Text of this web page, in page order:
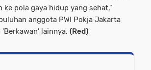
ke pola gaya hidup yang sehat,"
anggota PWI Pokja Jakarta
lainnya. (Red)